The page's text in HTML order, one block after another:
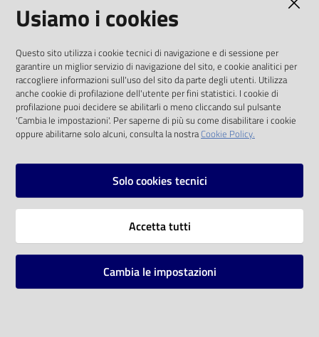
solo alle condizioni previste dalla direttiva
comunitaria 2003/98/CE e dal d.lgs. 36/2006
SOCIAL
Instagram
Vai alla pagina
Mappa del sito
Usiamo i cookies
Questo sito utilizza i cookie tecnici di navigazione e di sessione per
garantire un miglior servizio di navigazione del sito, e cookie analitici per
raccogliere informazioni sull'uso del sito da parte degli utenti. Utilizza
anche cookie di profilazione dell'utente per fini statistici. I cookie di
profilazione puoi decidere se abilitarli o meno cliccando sul pulsante
'Cambia le impostazioni'. Per saperne di più su come disabilitare i cookie
oppure abilitarne solo alcuni, consulta la nostraCookie Policy.
Solo cookies tecnici
Accetta tutti
Cambia le impostazioni